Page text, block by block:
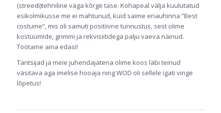
(streedi)tehniline väga kõrge tase. Kohapeal välja kuulutatud
esikolmikusse me ei mahtunud, kuid saime eriauhinna “Best
costume”, mis oli samuti positiivne tunnustus, sest olime
kostüümide, grimmi ja rekvisiitidega palju vaeva näinud.
Töötame aina edasi!
Tantsijad ja meie juhendajatena olime koos läbi teinud
väsitava aga imelise hooaja ning WOD oli sellele igati vinge
lõpetus!